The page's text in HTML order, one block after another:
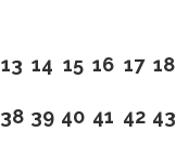
13 14 15 16 17 18
38 39 40 41 42 43